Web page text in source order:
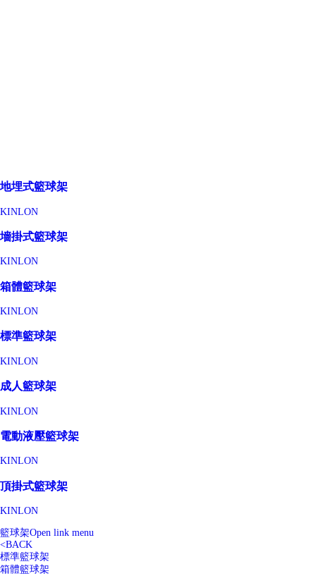
地埋式籃球架
KINLON
墻掛式籃球架
KINLON
箱體籃球架
KINLON
標準籃球架
KINLON
成人籃球架
KINLON
電動液壓籃球架
KINLON
頂掛式籃球架
KINLON
籃球架Open link menu
<BACK
標準籃球架
箱體籃球架